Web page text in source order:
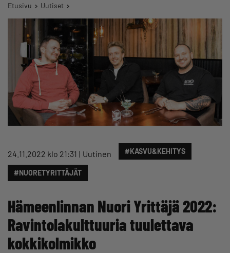
Etusivu Uutiset
24.11.2022 klo 21:31 Uutinen #KASVU&KEHITYS
#NUORETYRITTÄJÄT
Hämeenlinnan Nuori Yrittäjä 2022:
Ravintolakulttuuria tuulettava
kokkikolmikko